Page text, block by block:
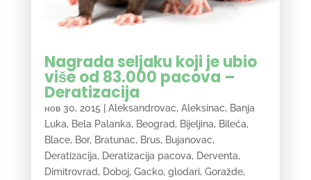
Nagrada seljaku koji je ubio
više od 83.000 pacova –
Deratizacija
нов 30, 2015 Aleksandrovac, Aleksinac, Banja
Luka, Bela Palanka, Beograd, Bijeljina, Bileća,
Blace, Bor, Bratunac, Brus, Bujanovac,
Deratizacija, Deratizacija pacova, Derventa,
Dimitrovrad, Doboj, Gacko, glodari, Goražde,